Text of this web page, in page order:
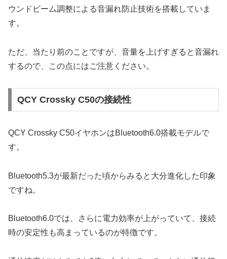
ウンドビーム調整による音漏れ防止技術を搭載していま
す。
ただ、当たり前のことですが、音量を上げすぎると音漏れ
するので、この点にはご注意ください。
QCY Crossky C50の接続性
QCY Crossky C50イヤホンはBluetooth6.0搭載モデルで
す。
Bluetooth5.3が最新だった頃からみると大分進化した印象
ですね。
Bluetooth6.0では、さらに電力効率が上がっていて、接続
時の安定性も高まっているのが特徴です。